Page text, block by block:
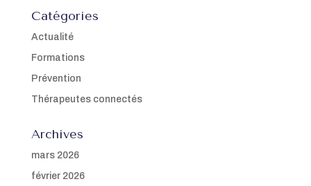
Catégories
Actualité
Formations
Prévention
Thérapeutes connectés
Archives
mars 2026
février 2026